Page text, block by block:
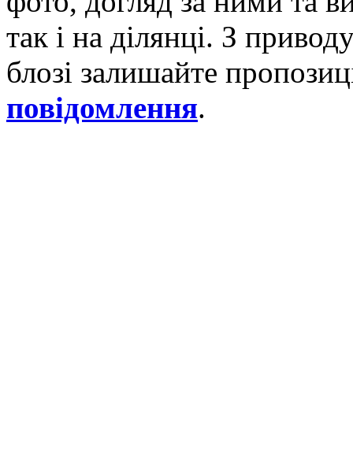
так і на ділянці. З
блозі залишайте
повідомлення.